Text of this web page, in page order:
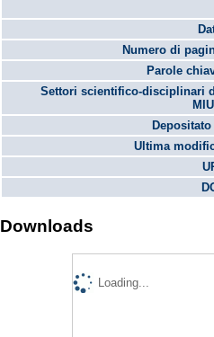
Numero di
Parole
Settori scientifico-disciplinari
Ultima
Downloads
Loading...